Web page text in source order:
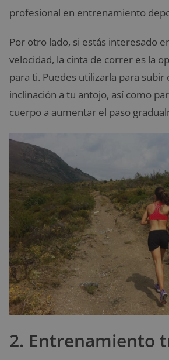
profesional en entrenamiento
Por otro lado, si estás interesado
velocidad, la cinta de correr es la
para ti. Puedes utilizarla para subir
inclinación a tu antojo, así como
cuerpo a aumentar el paso
2. Entrenamiento